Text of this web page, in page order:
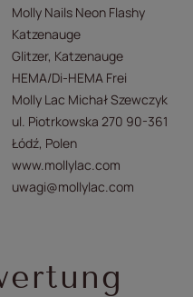
Molly Nails Neon Flashy
Katzenauge
Glitzer Katzenauge
HEMA/Di-HEMA Frei
Molly Lac Michał Szewczyk
ul. Piotrkowska 270 90-361
Łódź, Polen
www.mollylac.com
uwagi@mollylac.com